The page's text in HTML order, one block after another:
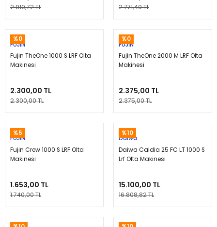
2.910,72 TL 2.771,40 TL
%0
FUJİN
Fujin TheOne 1000 S LRF Olta
Makinesi
2.300,00 TL
2.300,00 TL
%0
FUJİN
Fujin TheOne 2000 M LRF Olta
Makinesi
2.375,00 TL
2.375,00 TL
%5
FUJİN
Fujin Crow 1000 S LRF Olta
Makinesi
1.653,00 TL
1.740,00 TL
%10
Daiwa
Daiwa Caldia 25 FC LT 1000 S
Lrf Olta Makinesi
15.100,00 TL
16.808,82 TL